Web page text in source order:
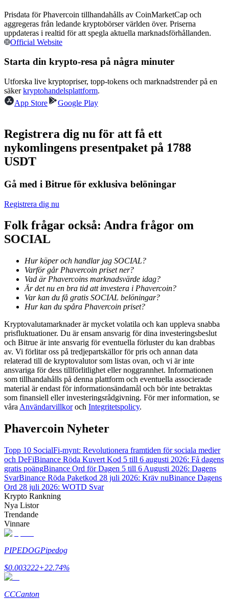
Kopiera Trading
Gå med de bästa handlarna
Bli en Copy Trader
Njut av vinstdelning och kopieringshandelsprovisioner
Information
Big data-analys inklusive handelsinformation, etc.
Guide
Futures startguide
Handelsstrategier
Prisdata för Phavercoin tillhandahålls av CoinMarketCap och
aggregeras från ledande kryptobörser världen över. Priserna
uppdateras i realtid för att spegla aktuella marknadsförhållanden.
Official Website
Starta din krypto-resa på några minuter
Utforska live kryptopriser, topp-tokens och marknadstrender på en
säkerkryptohandelsplattform.
App Store
Google Play
Registrera dig nu för att få ett
nykomlingens presentpaket på 1788
USDT
Gå med i Bitrue för exklusiva belöningar
Registrera dig nu
Folk frågar också: Andra frågor om
SOCIAL
Hur köper och handlar jag SOCIAL?
Varför går Phavercoin priset ner?
Vad är Phavercoins marknadsvärde idag?
Är det nu en bra tid att investera i Phavercoin?
Var kan du få gratis SOCIAL belöningar?
Hur kan du spåra Phavercoin priset?
Kryptovalutamarknader är mycket volatila och kan uppleva snabba
prisfluktuationer. Du är ensam ansvarig för dina investeringsbeslut
och Bitrue är inte ansvarig för eventuella förluster du kan drabbas
av. Vi förlitar oss på tredjepartskällor för pris och annan data
relaterad till de kryptovalutor som listas ovan, och vi är inte
ansvariga för dess tillförlitlighet eller noggrannhet. Informationen
som tillhandahålls på denna plattform och eventuella associerade
material är endast för informationsändamål och bör inte betraktas
som finansiell eller investeringsrådgivning. För mer information, se
våra Användarvillkoroch Integritetspolicy.
Phavercoin Nyheter
Topp 10 SocialFi-mynt: Revolutionera framtiden för sociala medier
och DeFiBinance Röda Kuvert Kod 5 till 6 augusti 2026: Få dagens
gratis poängBinance Ord för Dagen 5 till 6 Augusti 2026: Dagens
SvarBinance Röda Paketkod 28 juli 2026: Kräv nuBinance Dagens
Ord 28 juli 2026: WOTD Svar
Krypto Rankning
Nya Listor
Trendande
Vinnare
PIPEDOGPipedog
$0.003222+22.74%
CCCanton